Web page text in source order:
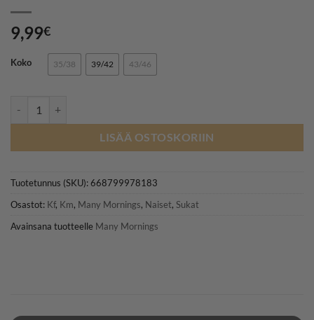
9,99€
Koko 35/38 39/42 43/46
LISÄÄ OSTOSKORIIN
Tuotetunnus (SKU):668799978183
Osastot: Kf, Km, Many Mornings, Naiset, Sukat
Avainsana tuotteelle Many Mornings